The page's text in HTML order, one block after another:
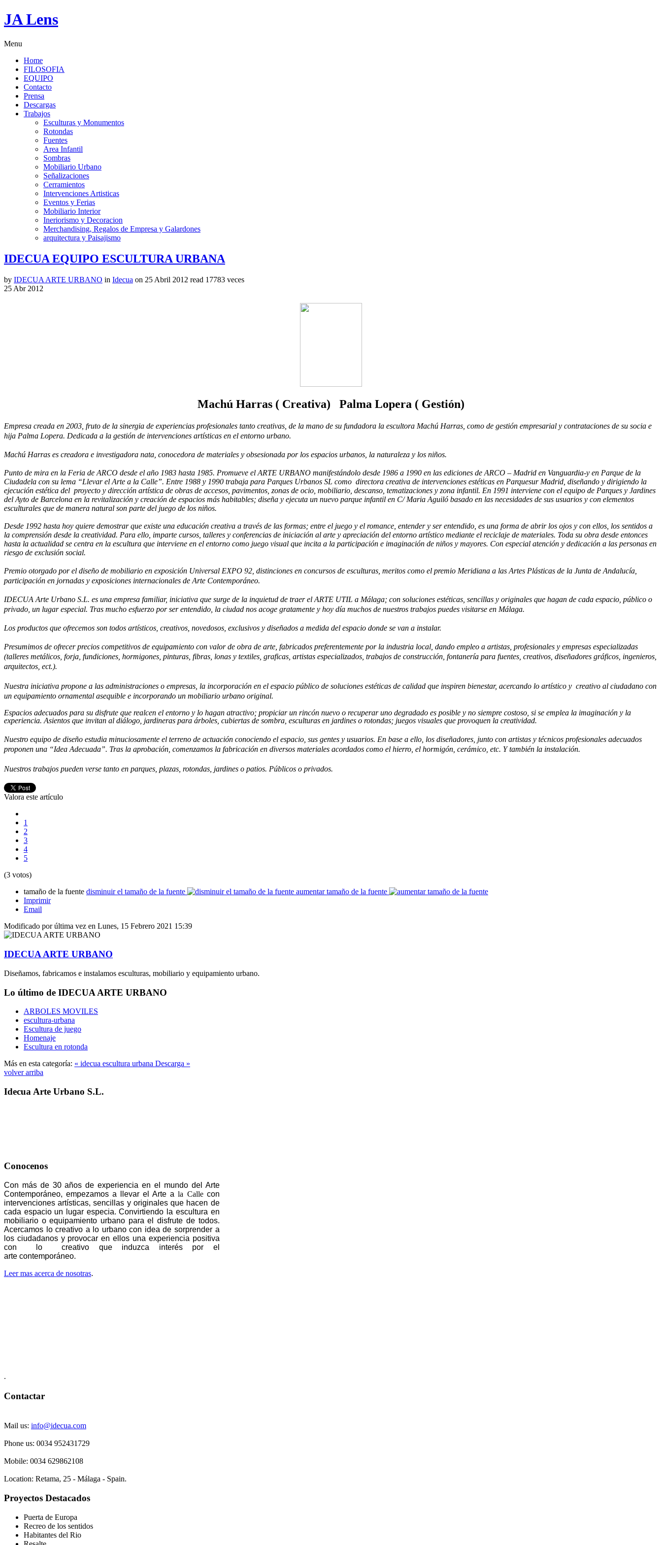
JA Lens
Menu
Home
FILOSOFIA
EQUIPO
Contacto
Prensa
Descargas
Trabajos
Esculturas y Monumentos
Rotondas
Fuentes
Area Infantil
Sombras
Mobiliario Urbano
Señalizaciones
Cerramientos
Intervenciones Artisticas
Eventos y Ferias
Mobiliario Interior
Ineriorismo y Decoracion
Merchandising, Regalos de Empresa y Galardones
arquitectura y Paisajismo
IDECUA EQUIPO ESCULTURA URBANA
by IDECUA ARTE URBANO in Idecua on 25 Abril 2012 read 17783 veces
25 Abr 2012
Machú Harras ( Creativa) Palma Lopera ( Gestión)
Empresa creada en 2003, fruto de la sinergia de experiencias profesionales tanto creativas, de la mano de su fundadora la escultora Machú Harras, como de gestión empresarial y contrataciones de su socia e
hija Palma Lopera. Dedicada a la gestión de intervenciones artísticas en el entorno urbano.
Machú Harras es creadora e investigadora nata, conocedora de materiales y obsesionada por los espacios urbanos, la naturaleza y los niños.
Punto de mira en la Feria de ARCO desde el año 1983 hasta 1985. Promueve el ARTE URBANO manifestándolo desde 1986 a 1990 en las ediciones de ARCO – Madrid en Vanguardia-y en Parque de la
Ciudadela con su lema “Llevar el Arte a la Calle”. Entre 1988 y 1990 trabaja para Parques Urbanos SL como directora creativa de intervenciones estéticas en Parquesur Madrid, diseñando y dirigiendo la
ejecución estética del proyecto y dirección artística de obras de accesos, pavimentos, zonas de ocio, mobiliario, descanso, tematizaciones y zona infantil. En 1991 interviene con el equipo de Parques y Jardines
del Ayto de Barcelona en la revitalización y creación de espacios más habitables; diseña y ejecuta un nuevo parque infantil en C/ Maria Aguiló basado en las necesidades de sus usuarios y con elementos
esculturales que de manera natural son parte del juego de los niños.
Desde 1992 hasta hoy quiere demostrar que existe una educación creativa a través de las formas; entre el juego y el romance, entender y ser entendido, es una forma de abrir los ojos y con ellos, los sentidos a
la comprensión desde la creatividad. Para ello, imparte cursos, talleres y conferencias de iniciación al arte y apreciación del entorno artístico mediante el reciclaje de materiales. Toda su obra desde entonces
hasta la actualidad se centra en la escultura que interviene en el entorno como juego visual que incita a la participación e imaginación de niños y mayores. Con especial atención y dedicación a las personas en
riesgo de exclusión social.
Premio otorgado por el diseño de mobiliario en exposición Universal EXPO 92, distinciones en concursos de esculturas, meritos como el premio Meridiana a las Artes Plásticas de la Junta de Andalucía,
participación en jornadas y exposiciones internacionales de Arte Contemporáneo.
IDECUA Arte Urbano S.L. es una empresa familiar, iniciativa que surge de la inquietud de traer el ARTE UTIL a Málaga; con soluciones estéticas, sencillas y originales que hagan de cada espacio, público o
privado, un lugar especial. Tras mucho esfuerzo por ser entendido, la ciudad nos acoge gratamente y hoy día muchos de nuestros trabajos puedes visitarse en Málaga.
Los productos que ofrecemos son todos artísticos, creativos, novedosos, exclusivos y diseñados a medida del espacio donde se van a instalar.
Presumimos de ofrecer precios competitivos de equipamiento con valor de obra de arte, fabricados preferentemente por la industria local, dando empleo a artistas, profesionales y empresas especializadas
(talleres metálicos, forja, fundiciones, hormigones, pinturas, fibras, lonas y textiles, graficas, artistas especializados, trabajos de construcción, fontanería para fuentes, creativos, diseñadores gráficos, ingenieros,
arquitectos, ect.).
Nuestra iniciativa propone a las administraciones o empresas, la incorporación en el espacio público de soluciones estéticas de calidad que inspiren bienestar, acercando lo artístico y creativo al ciudadano con
un equipamiento ornamental asequible e incorporando un mobiliario urbano original.
Espacios adecuados para su disfrute que realcen el entorno y lo hagan atractivo; propiciar un rincón nuevo o recuperar uno degradado es posible y no siempre costoso, si se emplea la imaginación y la
experiencia. Asientos que invitan al diálogo, jardineras para árboles, cubiertas de sombra, esculturas en jardines o rotondas; juegos visuales que provoquen la creatividad.
Nuestro equipo de diseño estudia minuciosamente el terreno de actuación conociendo el espacio, sus gentes y usuarios. En base a ello, los diseñadores, junto con artistas y técnicos profesionales adecuados
proponen una “Idea Adecuada”. Tras la aprobación, comenzamos la fabricación en diversos materiales acordados como el hierro, el hormigón, cerámico, etc. Y también la instalación.
Nuestros trabajos pueden verse tanto en parques, plazas, rotondas, jardines o patios. Públicos o privados.
Valora este artículo
1
2
3
4
5
(3 votos)
tamaño de la fuente disminuir el tamaño de la fuente
aumentar tamaño de la fuente
Imprimir
Email
Modificado por última vez en Lunes, 15 Febrero 2021 15:39
IDECUA ARTE URBANO
Diseñamos, fabricamos e instalamos esculturas, mobiliario y equipamiento urbano.
Lo último de IDECUA ARTE URBANO
ARBOLES MOVILES
escultura-urbana
Escultura de juego
Homenaje
Escultura en rotonda
Más en esta categoría: « idecua escultura urbana Descarga »
volver arriba
Idecua Arte Urbano S.L.
Conocenos
Con más de 30 años de experiencia en el mundo del Arte
Contemporáneo, empezamos a llevar el Arte ala Callecon
intervenciones artísticas, sencillas y originales que hacen de
cada espacio un lugar especia. Convirtiendo la escultura en
mobiliario o equipamiento urbano para el disfrute de todos.
Acercamos lo creativo a lo urbano con idea de sorprender a
los ciudadanos y provocar en ellos una experiencia positiva
con lo creativo que induzca interés por el
arte contemporáneo.
Leer mas acerca de nosotras.
.
Contactar
Mail us: info@idecua.com
Phone us: 0034 952431729
Mobile: 0034 629862108
Location: Retama, 25 - Málaga - Spain.
Proyectos Destacados
Puerta de Europa
Recreo de los sentidos
Habitantes del Rio